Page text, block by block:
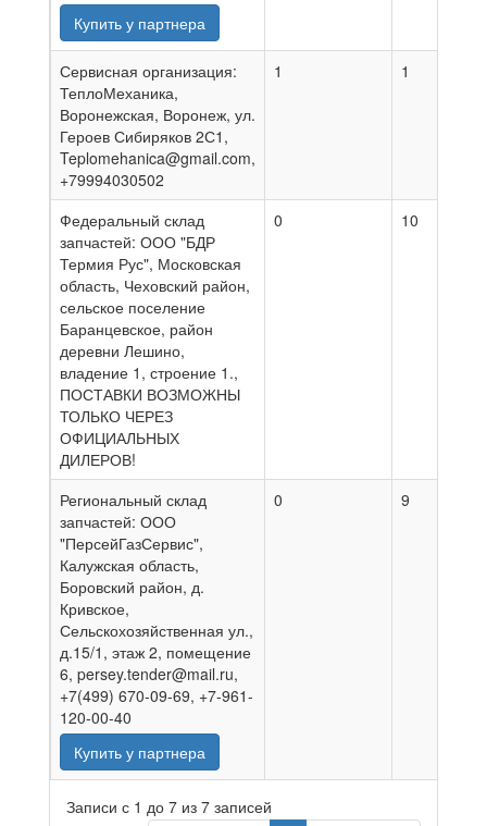
Купить у партнера
Сервисная организация:
ТеплоМеханика,
Воронежская, Воронеж, ул.
Героев Сибиряков 2С1,
Teplomehanica@gmail.com,
+79994030502
1 1
Федеральный склад
запчастей: ООО "БДР
Термия Рус", Московская
область, Чеховский район,
сельское поселение
Баранцевское, район
деревни Лешино,
владение 1, строение 1.,
ПОСТАВКИ ВОЗМОЖНЫ
ТОЛЬКО ЧЕРЕЗ
ОФИЦИАЛЬНЫХ
ДИЛЕРОВ!
0 10
Региональный склад
запчастей: ООО
"ПерсейГазСервис",
Калужская область,
Боровский район, д.
Кривское,
Сельскохозяйственная ул.,
д.15/1, этаж 2, помещение
6, persey.tender@mail.ru,
+7(499) 670-09-69, +7-961-
120-00-40
Купить у партнера
0 9
Записи с 1 до 7 из 7 записей